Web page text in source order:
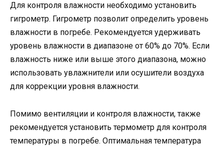
Для контроля влажности необходимо установить
гигрометр. Гигрометр позволит определить уровень
влажности в погребе. Рекомендуется удерживать
уровень влажности в диапазоне от 60% до 70%. Если
влажность ниже или выше этого диапазона, можно
использовать увлажнители или осушители воздуха
для коррекции уровня влажности.
Помимо вентиляции и контроля влажности, также
рекомендуется установить термометр для контроля
температуры в погребе. Оптимальная температура